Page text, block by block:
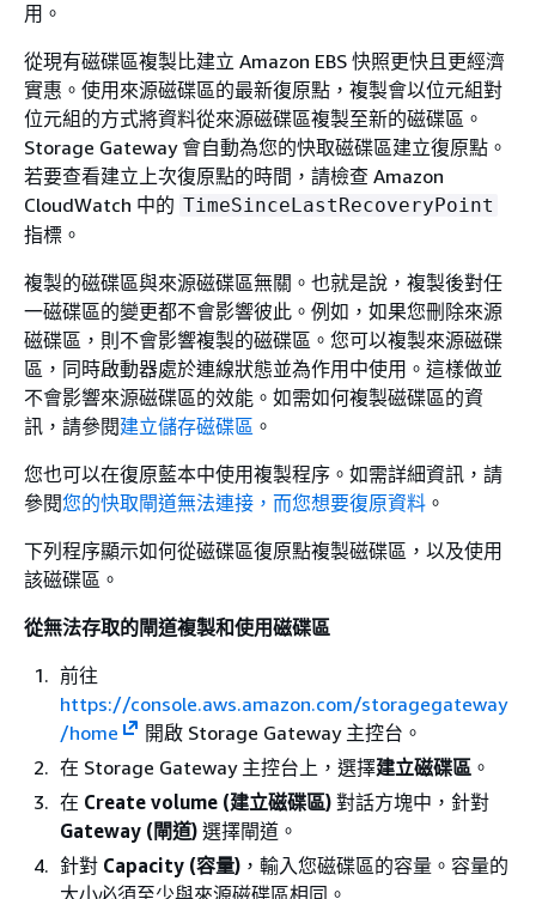
用。
從現有磁碟區複製比建立 Amazon EBS 快照更快且更經濟
實惠。使用來源磁碟區的最新復原點，複製會以位元組對
位元組的方式將資料從來源磁碟區複製至新的磁碟區。
Storage Gateway 會自動為您的快取磁碟區建立復原點。
若要查看建立上次復原點的時間，請檢查 Amazon
CloudWatch 中的 TimeSinceLastRecoveryPoint
指標。
複製的磁碟區與來源磁碟區無關。也就是說，複製後對任
一磁碟區的變更都不會影響彼此。例如，如果您刪除來源
磁碟區，則不會影響複製的磁碟區。您可以複製來源磁碟
區，同時啟動器處於連線狀態並為作用中使用。這樣做並
不會影響來源磁碟區的效能。如需如何複製磁碟區的資
訊，請參閱建立儲存磁碟區 。
您也可以在復原藍本中使用複製程序。如需詳細資訊，請
參閱您的快取閘道無法連接，而您想要復原資料 。
下列程序顯示如何從磁碟區復原點複製磁碟區，以及使用
該磁碟區。
從無法存取的閘道複製和使用磁碟區
前往
https://console.aws.amazon.com/storagegateway
/home
開啟 Storage Gateway 主控台。
在 Storage Gateway 主控台上，選擇建立磁碟區 。
在 Create volume (建立磁碟區) 對話方塊中，針對
Gateway (閘道) 選擇閘道。
針對 Capacity (容量) ，輸入您磁碟區的容量。容量的
大小必須至少與來源磁碟區相同。